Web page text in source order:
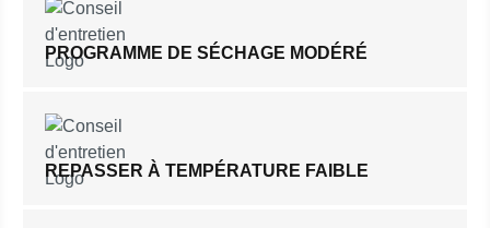
PROGRAMME DE SÉCHAGE MODÉRÉ
REPASSER À TEMPÉRATURE FAIBLE